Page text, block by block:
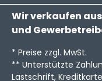
Wir verkaufen
und
* Preise zzgl. MwSt.
** Unterstützte
Lastschrift,